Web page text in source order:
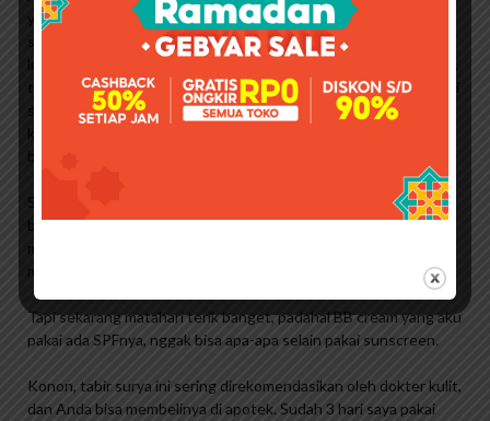
yang Anda pakai, seberapa tebal tabir surya di wajah Anda, atau
seberapa tinggi SPF-nya. Jika kita banyak melakukan aktivitas di
luar ruangan, sebaiknya reapply sunscreen setiap 2-3 jam sekali,
tapi untuk kebanyakan aktivitas di dalam ruangan, 2-3 kali sehari
sudah cukup, namun cuaca buruk membuat saya malas untuk
keluar. memberi Cuaca yang tidak stabil dapat dipengaruhi oleh
badai matahari dan #soktau
Saya tidak pernah menggunakan tabir surya karena ketika saya
berada di klub renang saya menggunakan tabir surya dan itu
menempel di kulit saya sangat panas sehingga saya berhenti
menggunakan tabir surya!
Tapi sekarang matahari terik banget, padahal BB cream yang aku
pakai ada SPFnya, nggak bisa apa-apa selain pakai sunscreen.
Konon, tabir surya ini sering direkomendasikan oleh dokter kulit,
dan Anda bisa membelinya di apotek. Sudah 3 hari saya pakai